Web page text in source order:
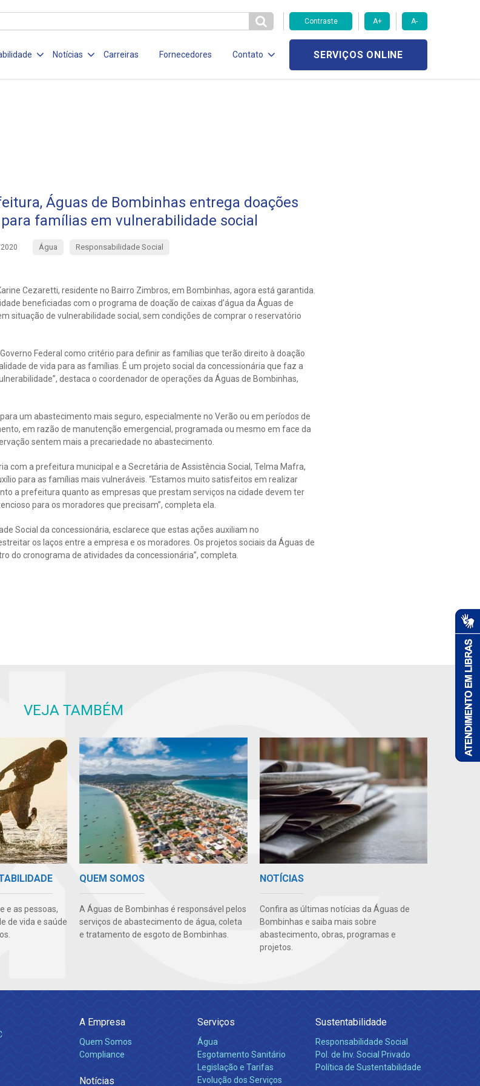
Contraste A+ A-
Notícias Carreiras Fornecedores Contato SERVIÇOS ONLINE
Águas de Bombinhas entrega doações
para famílias em vulnerabilidade social
Água Responsabilidade Social
Cezaretti, residente no Bairro Zimbros, em Bombinhas, agora está garantida.
beneficiadas com o programa de doação de caixas d’água da Águas de
situação de vulnerabilidade social, sem condições de comprar o reservatório
Federal como critério para definir as famílias que terão direito à doação
de vida para as famílias. É um projeto social da concessionária que faz a
destaca o coordenador de operações da Águas de Bombinhas,
um abastecimento mais seguro, especialmente no Verão ou em períodos de
em razão de manutenção emergencial, programada ou mesmo em face da
sentem mais a precariedade no abastecimento.
com a prefeitura municipal e a Secretária de Assistência Social, Telma Mafra,
para as famílias mais vulneráveis. “Estamos muito satisfeitos em realizar
a prefeitura quanto as empresas que prestam serviços na cidade devem ter
para os moradores que precisam”, completa ela.
Social da concessionária, esclarece que estas ações auxiliam no
os laços entre a empresa e os moradores. Os projetos sociais da Águas de
do cronograma de atividades da concessionária”, completa.
VEJA TAMBÉM
e as pessoas,
de vida e saúde
QUEM SOMOS
A Águas de Bombinhas é responsável pelos
serviços de abastecimento de água, coleta
e tratamento de esgoto de Bombinhas.
NOTÍCIAS
Confira as últimas notícias da Águas de
Bombinhas e saiba mais sobre
abastecimento, obras, programas e
projetos.
A Empresa
Quem Somos
Compliance
Notícias
Serviços
Água
Esgotamento Sanitário
Legislação e Tarifas
Evolução dos Serviços
Sustentabilidade
Responsabilidade Social
Pol. de Inv. Social Privado
Política de Sustentabilidade